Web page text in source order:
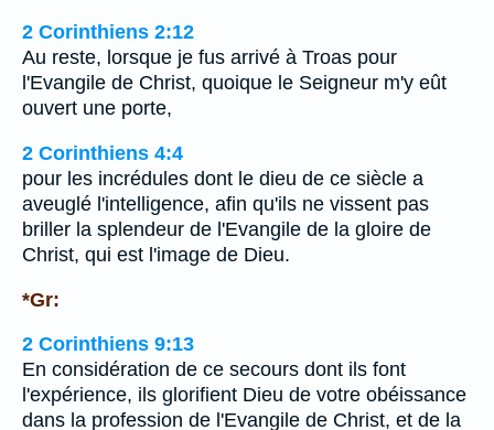
2 Corinthiens 2:12
Au reste, lorsque je fus arrivé à Troas pour
l'Evangile de Christ, quoique le Seigneur m'y eût
ouvert une porte,
2 Corinthiens 4:4
pour les incrédules dont le dieu de ce siècle a
aveuglé l'intelligence, afin qu'ils ne vissent pas
briller la splendeur de l'Evangile de la gloire de
Christ, qui est l'image de Dieu.
*Gr:
2 Corinthiens 9:13
En considération de ce secours dont ils font
l'expérience, ils glorifient Dieu de votre obéissance
dans la profession de l'Evangile de Christ, et de la